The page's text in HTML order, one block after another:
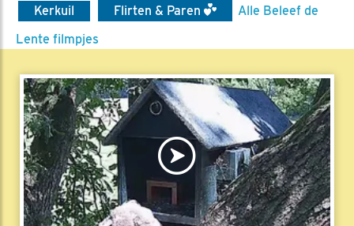
Kerkuil Flirten & Paren
Alle Beleef de
Lente filmpjes